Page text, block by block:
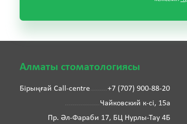
Алматы стоматологиясы
Бірыңғай Call-centre
+7 (707) 900-88-20
Чайковский к-сі, 15а
Пр. Әл-Фараби 17, БЦ Нурлы-Тау 4Б